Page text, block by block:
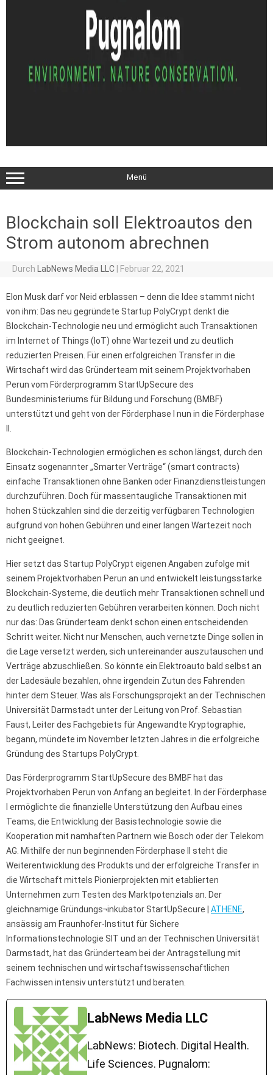
Menü
Blockchain soll Elektroautos den
Strom autonom abrechnen
Durch LabNews Media LLC Februar 22, 2021
Elon Musk darf vor Neid erblassen – denn die Idee stammt nicht
von ihm: Das neu gegründete Startup PolyCrypt denkt die
Blockchain-Technologie neu und ermöglicht auch Transaktionen
im Internet of Things (IoT) ohne Wartezeit und zu deutlich
reduzierten Preisen. Für einen erfolgreichen Transfer in die
Wirtschaft wird das Gründerteam mit seinem Projektvorhaben
Perun vom Förderprogramm StartUpSecure des
Bundesministeriums für Bildung und Forschung (BMBF)
unterstützt und geht von der Förderphase I nun in die Förderphase
Blockchain-Technologien ermöglichen es schon längst, durch den
Einsatz sogenannter „Smarter Verträge“ (smart contracts)
einfache Transaktionen ohne Banken oder Finanzdienstleistungen
durchzuführen. Doch für massentaugliche Transaktionen mit
hohen Stückzahlen sind die derzeitig verfügbaren Technologien
aufgrund von hohen Gebühren und einer langen Wartezeit noch
nicht geeignet.
Hier setzt das Startup PolyCrypt eigenen Angaben zufolge mit
seinem Projektvorhaben Perun an und entwickelt leistungsstarke
Blockchain-Systeme, die deutlich mehr Transaktionen schnell und
zu deutlich reduzierten Gebühren verarbeiten können. Doch nicht
nur das: Das Gründerteam denkt schon einen entscheidenden
Schritt weiter. Nicht nur Menschen, auch vernetzte Dinge sollen in
die Lage versetzt werden, sich untereinander auszutauschen und
Verträge abzuschließen. So könnte ein Elektroauto bald selbst an
der Ladesäule bezahlen, ohne irgendein Zutun des Fahrenden
hinter dem Steuer. Was als Forschungsprojekt an der Technischen
Universität Darmstadt unter der Leitung von Prof. Sebastian
Faust, Leiter des Fachgebiets für Angewandte Kryptographie,
begann, mündete im November letzten Jahres in die erfolgreiche
Gründung des Startups PolyCrypt.
Das Förderprogramm StartUpSecure des BMBF hat das
Projektvorhaben Perun von Anfang an begleitet. In der Förderphase
I ermöglichte die finanzielle Unterstützung den Aufbau eines
Teams, die Entwicklung der Basistechnologie sowie die
Kooperation mit namhaften Partnern wie Bosch oder der Telekom
AG. Mithilfe der nun beginnenden Förderphase II steht die
Weiterentwicklung des Produkts und der erfolgreiche Transfer in
die Wirtschaft mittels Pionierprojekten mit etablierten
Unternehmen zum Testen des Marktpotenzials an. Der
gleichnamige Gründungs¬inkubator StartUpSecure | ATHENE,
ansässig am Fraunhofer-Institut für Sichere
Informationstechnologie SIT und an der Technischen Universität
Darmstadt, hat das Gründerteam bei der Antragstellung mit
seinem technischen und wirtschaftswissenschaftlichen
Fachwissen intensiv unterstützt und beraten.
LabNews Media LLC
LabNews: Biotech. Digital Health.
Life Sciences. Pugnalom: